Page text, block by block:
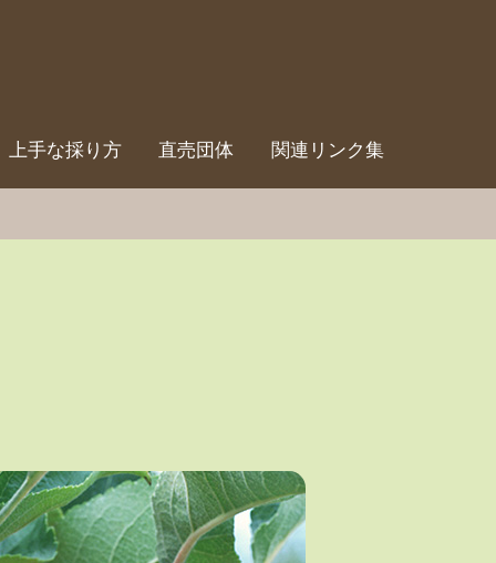
上手な採り方 直売団体 関連リンク集